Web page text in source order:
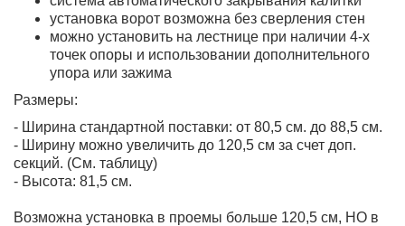
установка ворот возможна без сверления стен
можно установить на лестнице при наличии 4-х
точек опоры и использовании дополнительного
упора или зажима
Размеры:
- Ширина стандартной поставки: от 80,5 см. до 88,5 см.
- Ширину можно увеличить до 120,5 см за счет доп.
секций. (См. таблицу)
- Высота: 81,5 см.
Возможна установка в проемы больше 120,5 см, НО в